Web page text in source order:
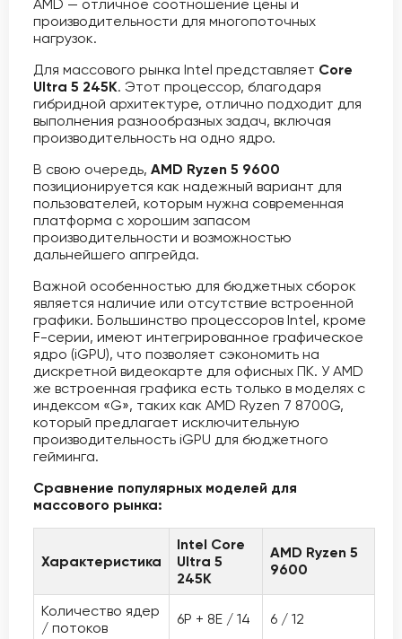
AMD — отличное соотношение цены и
производительности для многопоточных
нагрузок.
Для массового рынка Intel представляет Core
Ultra 5 245K. Этот процессор, благодаря
гибридной архитектуре, отлично подходит для
выполнения разнообразных задач, включая
производительность на одно ядро.
В свою очередь, AMD Ryzen 5 9600
позиционируется как надежный вариант для
пользователей, которым нужна современная
платформа с хорошим запасом
производительности и возможностью
дальнейшего апгрейда.
Важной особенностью для бюджетных сборок
является наличие или отсутствие встроенной
графики. Большинство процессоров Intel, кроме
F-серии, имеют интегрированное графическое
ядро (iGPU), что позволяет сэкономить на
дискретной видеокарте для офисных ПК. У AMD
же встроенная графика есть только в моделях с
индексом «G», таких как AMD Ryzen 7 8700G,
который предлагает исключительную
производительность iGPU для бюджетного
гейминга.
Сравнение популярных моделей для
массового рынка:
Характеристика
Intel Core
Ultra 5
245K
AMD Ryzen 5
9600
Количество ядер
/ потоков
6P + 8E / 14 6 / 12